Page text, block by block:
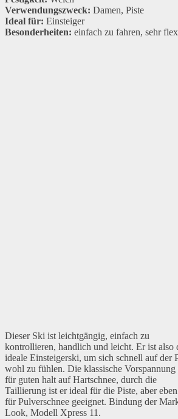
Verwendungszweck: Damen, Piste
Ideal für: Einsteiger
Besonderheiten: einfach zu fahren, sehr
Dieser Ski ist leichtgängig, einfach zu
kontrollieren, handlich und leicht. Er ist also
ideale Einsteigerski, um sich schnell auf der
wohl zu fühlen. Die klassische Vorspannung
für guten halt auf Hartschnee, durch die
Taillierung ist er ideal für die Piste, aber
für Pulverschnee geeignet. Bindung der
Look, Modell Xpress 11.